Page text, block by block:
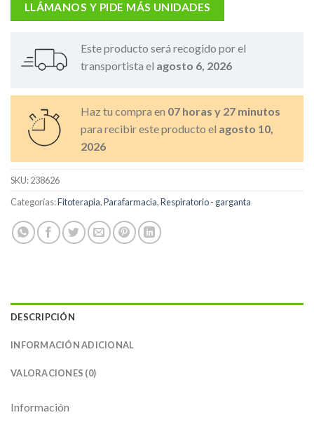
LLÁMANOS Y PIDE MÁS UNIDADES
Este producto será recogido por el
transportista el agosto 6, 2026
Haz tu compra en 07 horas y 27 minutos
para recibir este producto el agosto 10,
2026
SKU:238626
Categorías:Fitoterapia,Parafarmacia,Respiratorio - garganta
DESCRIPCIÓN
INFORMACIÓN ADICIONAL
VALORACIONES (0)
Información